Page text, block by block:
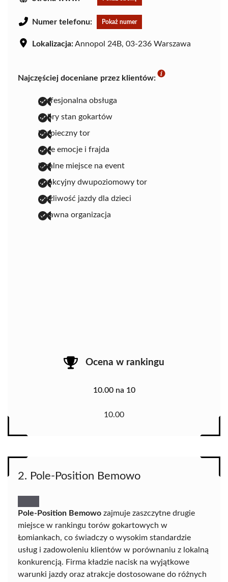
Numer telefonu: Pokaż numer
Lokalizacja:Annopol 24B, 03-236 Warszawa
Najczęściej doceniane przez klientów:
profesjonalna obsługa
dobry stan gokartów
bezpieczny tor
duże emocje i frajda
idealne miejsce na event
atrakcyjny dwupoziomowy tor
możliwość jazdy dla dzieci
sprawna organizacja
Ocena w rankingu
10.00 na 10
10.00
2. Pole-Position Bemowo
Pole-Position Bemowo zajmuje zaszczytne drugie
miejsce w rankingu torów gokartowych w
Łomiankach, co świadczy o wysokim standardzie
usług i zadowoleniu klientów w porównaniu z lokalną
konkurencją. Firma kładzie nacisk na wyjątkowe
warunki jazdy oraz atrakcje dostosowane do różnych